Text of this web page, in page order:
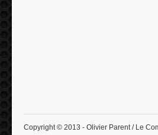
Copyright © 2013 - Olivier Parent / Le